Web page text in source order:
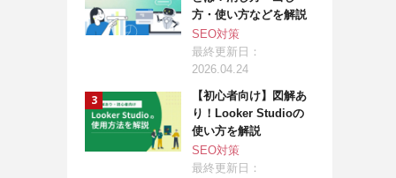
方・使い方などを解説
SEO対策
最終更新日：
2026.04.24
【初心者向け】図解あ
り！Looker Studioの
使い方を解説
SEO対策
最終更新日：